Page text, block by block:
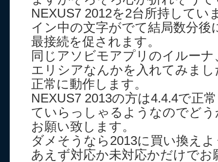
NEXUS7 2012を2台所持してい
イン中の文字がでて結局数分後
最接続を促されます。
同じアソビモアプリのイルー
エリシアなんかを入れてみま
正常に動作します。
NEXUS7 2013の方は4.4.4で正
ていらっしゃるようなのでど
お願い致します。
ダメそうなら2013に買い換え
あえず対応か未対応かだけでお